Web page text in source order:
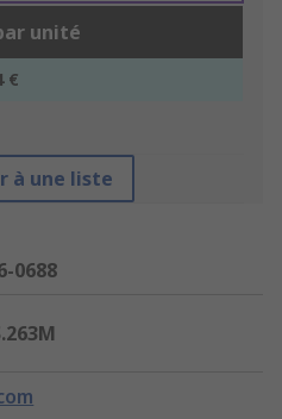
unité
€
à une liste
0688